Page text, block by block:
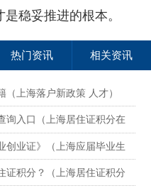
稳妥推进的根本。
热门资讯 相关资讯
上海落户新政策 人才）
询入口（上海居住证积分在
创业证》（上海应届毕业生
证积分？（上海居住证积分